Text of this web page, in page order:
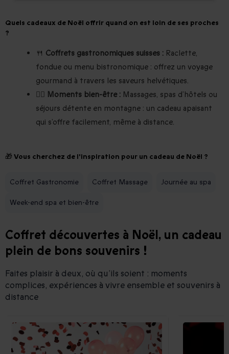
Quels cadeaux de Noël offrir quand on est loin de ses proches
?
🍴 Coffrets gastronomiques suisses : Raclette,
fondue ou menu bistronomique : offrez un voyage
gourmand à travers les saveurs helvétiques.
💆‍♀️ Moments bien-être : Massages, spas d’hôtels ou
séjours détente en montagne : un cadeau apaisant
qui s’offre facilement, même à distance.
🎁 Vous cherchez de l'inspiration pour un cadeau de Noël ?
Coffret Gastronomie Coffret Massage Journée au spa
Week-end spa et bien-être
Coffret découvertes à Noël, un cadeau
plein de bons souvenirs !
Faites plaisir à deux, où qu’ils soient : moments
complices, expériences à vivre ensemble et souvenirs à
distance